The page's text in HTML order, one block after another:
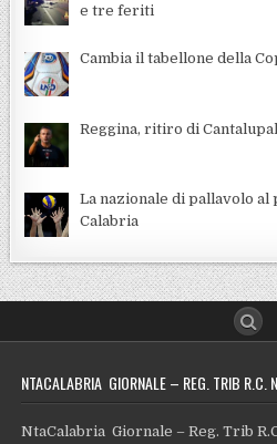
e tre feriti
Cambia il tabellone della
Reggina, ritiro di
La nazionale di pallavolo al
Calabria
NTACALABRIA GIORNALE – REG. TRIB
NtaCalabria Giornale – Reg. Trib